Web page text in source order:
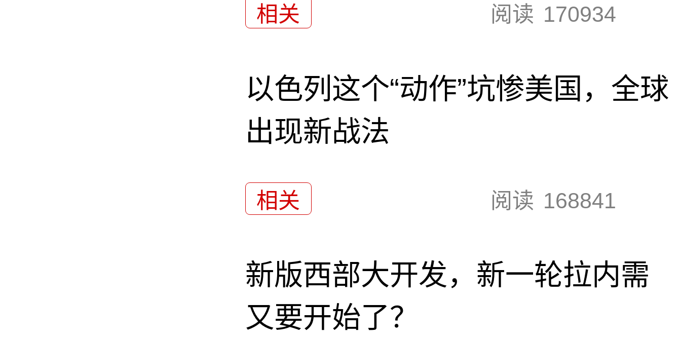
相关 阅读 170934
以色列这个“动作”坑惨美国，全球
出现新战法
相关 阅读 168841
新版西部大开发，新一轮拉内需
又要开始了？